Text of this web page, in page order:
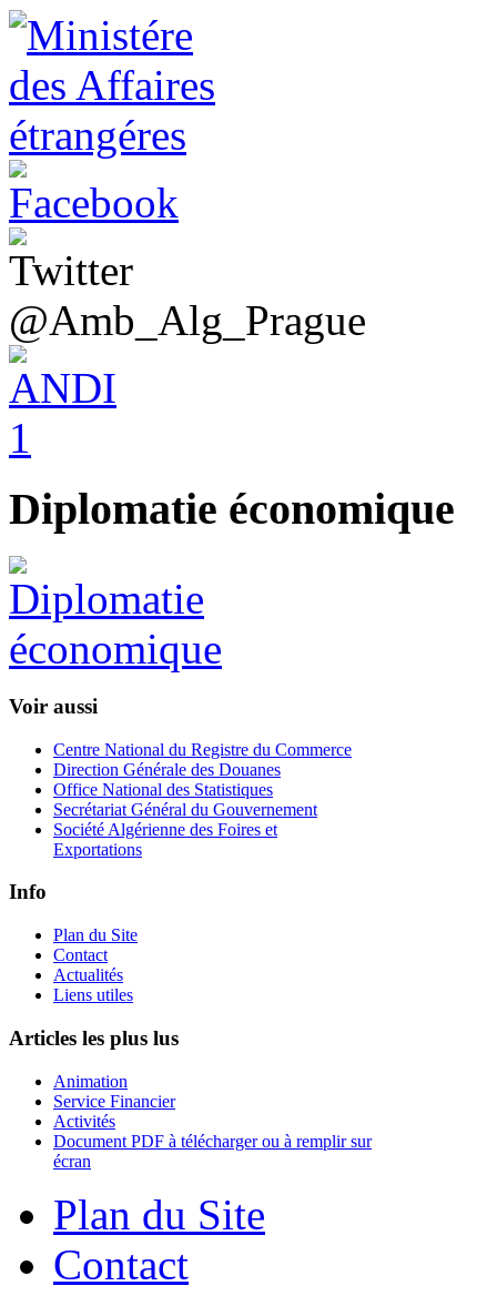
@Amb_Alg_Prague
Diplomatie économique
Voir aussi
Centre National du Registre du Commerce
Direction Générale des Douanes
Office National des Statistiques
Secrétariat Général du Gouvernement
Société Algérienne des Foires et
Exportations
Info
Plan du Site
Contact
Actualités
Liens utiles
Articles les plus lus
Animation
Service Financier
Activités
Document PDF à télécharger ou à remplir sur
écran
Plan du Site
Contact